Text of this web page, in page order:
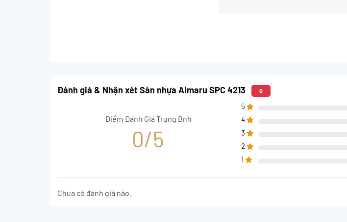
Đánh giá & Nhận xét Sàn nhựa Aimaru SPC 4213 0
Điểm Đánh Giá Trung Bnh
0/5
5
4
3
2
1
Chưa có đánh giá nào.